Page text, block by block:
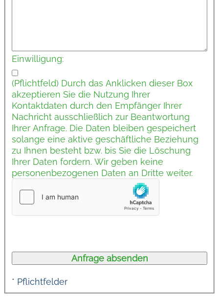
Einwilligung:
(Pflichtfeld) Durch das Anklicken dieser Box
akzeptieren Sie die Nutzung Ihrer
Kontaktdaten durch den Empfänger Ihrer
Nachricht ausschließlich zur Beantwortung
Ihrer Anfrage. Die Daten bleiben gespeichert
solange eine aktive geschäftliche Beziehung
zu Ihnen besteht bzw. bis Sie die Löschung
Ihrer Daten fordern. Wir geben keine
personenbezogenen Daten an Dritte weiter.
* Pflichtfelder